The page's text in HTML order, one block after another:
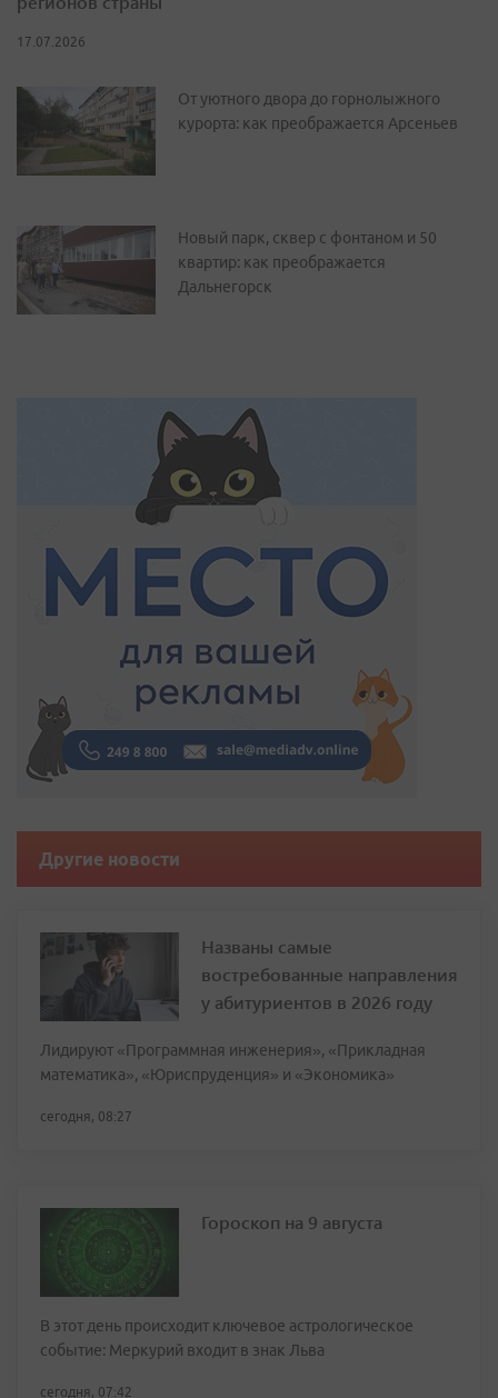
17.07.2026
От уютного двора до горнолыжного
курорта: как преображается Арсеньев
Новый парк, сквер с фонтаном и 50
квартир: как преображается
Дальнегорск
Другие новости
Названы самые
востребованные направления
у абитуриентов в 2026 году
Лидируют «Программная инженерия», «Прикладная
математика», «Юриспруденция» и «Экономика»
сегодня, 08:27
Гороскоп на 9 августа
В этот день происходит ключевое астрологическое
событие: Меркурий входит в знак Льва
сегодня, 07:42